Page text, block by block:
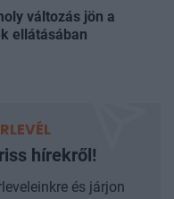
változás jön a
ellátásában
hírekről!
és járjon